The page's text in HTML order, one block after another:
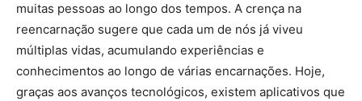
muitas pessoas ao longo dos tempos. A crença na
reencarnação sugere que cada um de nós já viveu
múltiplas vidas, acumulando experiências e
conhecimentos ao longo de várias encarnações. Hoje,
graças aos avanços tecnológicos, existem aplicativos que